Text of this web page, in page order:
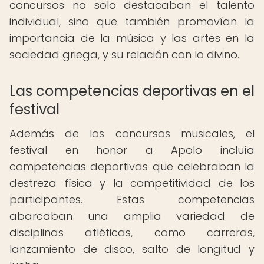
concursos no solo destacaban el talento
individual, sino que también promovían la
importancia de la música y las artes en la
sociedad griega, y su relación con lo divino.
Las competencias deportivas en el
festival
Además de los concursos musicales, el
festival en honor a Apolo incluía
competencias deportivas que celebraban la
destreza física y la competitividad de los
participantes. Estas competencias
abarcaban una amplia variedad de
disciplinas atléticas, como carreras,
lanzamiento de disco, salto de longitud y